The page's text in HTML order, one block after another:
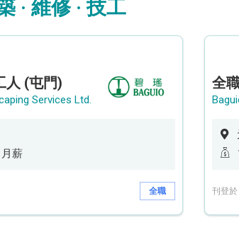
· 維修 · 技工
人 (屯門)
Services Ltd.
薪
全職
全
刊登